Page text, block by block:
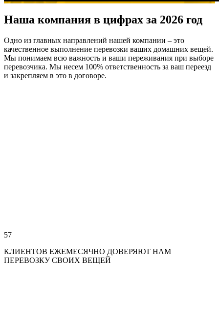
Наша компания в цифрах за 2026 год
Одно из главных направлений нашей компании – это
качественное выполнение перевозки ваших домашних вещей.
Мы понимаем всю важность и ваши переживания при выборе
перевозчика. Мы несем 100% ответственность за ваш переезд
и закрепляем в это в договоре.
57
КЛИЕНТОВ ЕЖЕМЕСЯЧНО ДОВЕРЯЮТ НАМ
ПЕРЕВОЗКУ СВОИХ ВЕЩЕЙ